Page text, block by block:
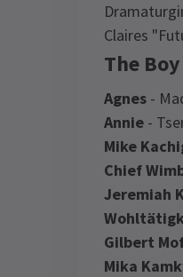
Claires
The
Agnes -
Annie -
Mike
Chief
Jeremiah
Gilbert
Mika